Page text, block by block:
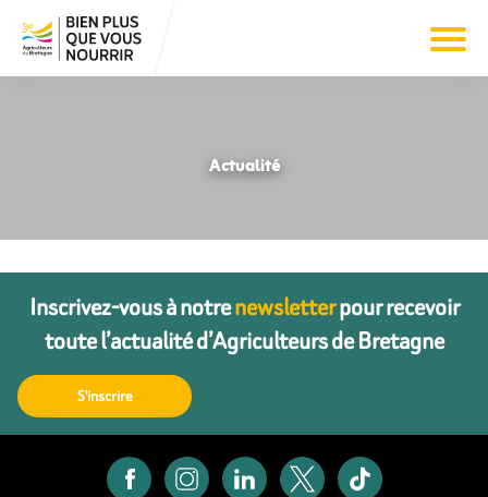
Actualité
Inscrivez-vous à notrenewsletterpour recevoir
toute l’actualité d’Agriculteurs de Bretagne
S'inscrire